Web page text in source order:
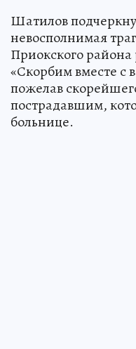
Шатилов
невосполнимая
Приокского района
«Скорбим вместе с
пожелав
пострадавшим,
больнице.